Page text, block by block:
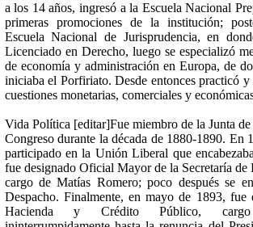
a los 14 años, ingresó a la Escuela Nacional
primeras promociones de la institución;
Escuela Nacional de Jurisprudencia, en
Licenciado en Derecho, luego se especializó
de economía y administración en Europa, de
iniciaba el Porfiriato. Desde entonces practicó y
cuestiones monetarias, comerciales y
Vida Política [editar]Fue miembro de la Junta
Congreso durante la década de 1880-1890. En
participado en la Unión Liberal que
fue designado Oficial Mayor de la Secretaría de
cargo de Matías Romero; poco después se
Despacho. Finalmente, en mayo de 1893, fue
Hacienda y Crédito Público,